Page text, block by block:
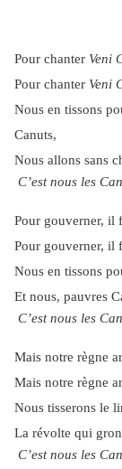
Pour chanter Veni
Pour chanter Veni
Nous en tissons
Canuts,
Nous allons sans
C’est nous les
Pour gouverner, il
Pour gouverner, il
Nous en tissons
Et nous, pauvres
C’est nous les
Mais notre règne
Mais notre règne
Nous tisserons le
La révolte qui
C’est nous les